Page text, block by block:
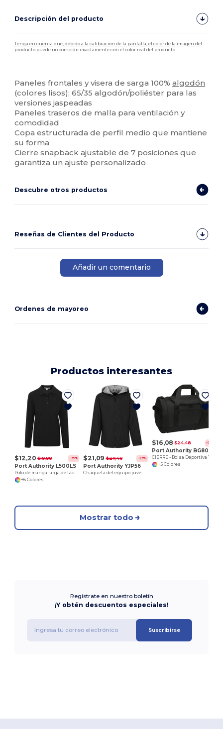
Descripción del producto
Tenga en cuenta que, debido a la calibración de la pantalla, el color de la imagen del
producto puede no coincidir exactamente con el color real del producto.
Paneles frontales y visera de sarga 100%algodón
(colores lisos); 65/35 algodón/poliéster para las
versiones jaspeadas
Paneles traseros de malla para ventilación y
comodidad
Copa estructurada de perfil medio que mantiene
su forma
Cierre snapback ajustable de 7 posiciones que
garantiza un ajuste personalizado
Descubre otros productos
Reseñas de Clientes del Producto
Añadir un comentario
Ordenes de mayoreo
Productos interesantes
$12,20 $19,98 -39%
Port Authority L500LS
+6 Colores
$21,09 $27,48 -23%
Port Authority YJP56
$16,08 $24,48 -34%
Port Authority BG800
+5 Colores
Mostrar todo
Regístrate en nuestro boletín
¡Y obtén descuentos especiales!
Suscribirse